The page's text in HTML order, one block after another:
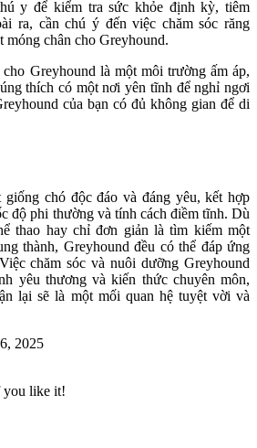
y để kiểm tra sức khỏe định kỳ, tiêm
ra, cần chú ý đến việc chăm sóc răng
móng chân cho Greyhound.
Greyhound là một môi trường ấm áp,
thích có một nơi yên tĩnh để nghỉ ngơi
của bạn có đủ không gian để di
chó độc đáo và đáng yêu, kết hợp
độ phi thường và tính cách điềm tĩnh. Dù
thao hay chỉ đơn giản là tìm kiếm một
thành, Greyhound đều có thể đáp ứng
chăm sóc và nuôi dưỡng Greyhound
yêu thương và kiến thức chuyên môn,
lại sẽ là một mối quan hệ tuyệt vời và
2025
you like it!